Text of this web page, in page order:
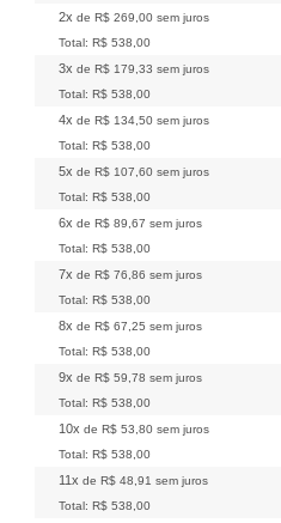
2x de R$ 269,00 sem juros
Total: R$ 538,00
3x de R$ 179,33 sem juros
Total: R$ 538,00
4x de R$ 134,50 sem juros
Total: R$ 538,00
5x de R$ 107,60 sem juros
Total: R$ 538,00
6x de R$ 89,67 sem juros
Total: R$ 538,00
7x de R$ 76,86 sem juros
Total: R$ 538,00
8x de R$ 67,25 sem juros
Total: R$ 538,00
9x de R$ 59,78 sem juros
Total: R$ 538,00
10x de R$ 53,80 sem juros
Total: R$ 538,00
11x de R$ 48,91 sem juros
Total: R$ 538,00